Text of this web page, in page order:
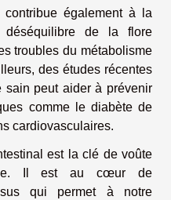
également à la
de la flore
troubles du métabolisme
des études récentes
sain peut aider à prévenir
comme le diabète de
cardiovasculaires.
est la clé de voûte
Il est au cœur de
qui permet à notre